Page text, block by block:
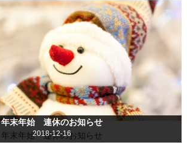
年末年始 連休のお知らせ
2018-12-16
年末年始 連休のお知らせ